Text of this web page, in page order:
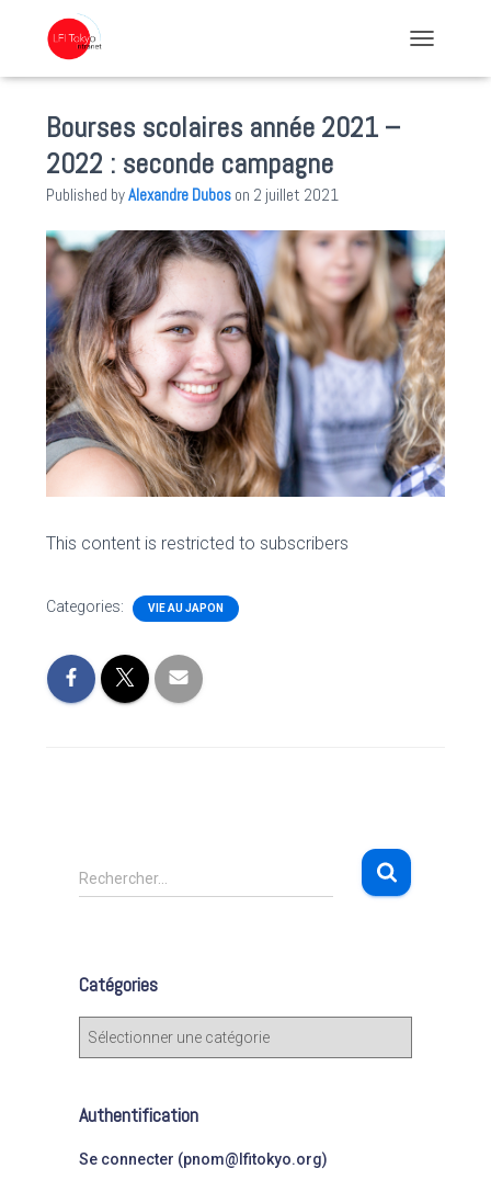
Bourses scolaires année 2021 –
2022 : seconde campagne
Published byAlexandre Dubos on 2 juillet 2021
This content is restricted to subscribers
Categories: VIE AU JAPON
R
e
r
c
e
Rechercher…
Catégories
C
g
o
Authentification
Se connecter (pnom@lfitokyo.org)